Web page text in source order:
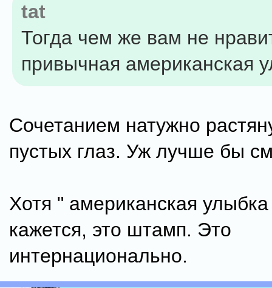
tat
Тогда чем же вам не
привычная американская
Сочетанием натужно
пустых глаз. Уж лучше бы
Хотя " американская
кажется, это штамп. Это
интернационально.